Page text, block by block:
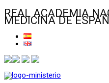
REAL ACADEMIA
MEDICINA DE